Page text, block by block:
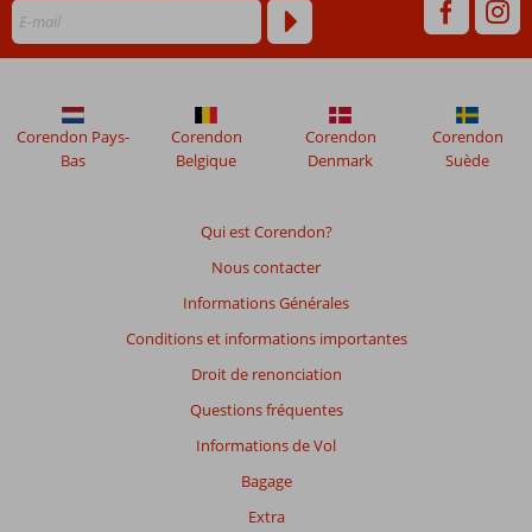
modernes
Pas moins
à la carte
Qui est Corendon?
Nous contacter
Informations Générales
Conditions et informations importantes
Droit de renonciation
Questions fréquentes
Informations de Vol
Bagage
Extra
Corendon Pays-
Bas
Corendon
Belgique
Corendon
Denmark
Corendon
Suède